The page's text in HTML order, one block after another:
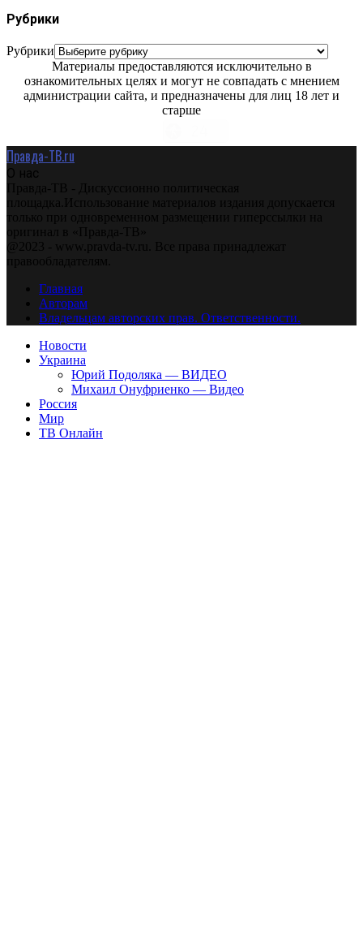
Рубрики
Рубрики
Материалы предоставляются исключительно в
ознакомительных целях и могут не совпадать с мнением
администрации сайта, и предназначены для лиц 18 лет и
старше
Правда-ТВ.ru
О нас
Правда-ТВ - Дискуссионно политическая
площадка.Использование материалов издания допускается
только при одновременном размещении гиперссылки на
оригинал в «Правда-ТВ»
@2023 - www.pravda-tv.ru. Все права принадлежат
правообладателям.
Главная
Авторам
Владельцам авторских прав. Ответственности.
Новости
Украина
Юрий Подоляка — ВИДЕО
Михаил Онуфриенко — Видео
Россия
Мир
ТВ Онлайн